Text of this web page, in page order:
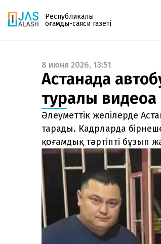
Республикалық
қоғамдық-саяси газеті
Газетке жазылу
PDF форматтағы газетті ай сайын
поштаңызға алып отырыңыз. Жаңа
шыққан сәтте сізге бірден жіберіледі. Тек
енгізіңіз, біз қалғанын өзіміз жібереміз.
8 июня 2026, 13:51
Астанада
туралы
Әлеуметтік желілерде
тарады. Кадрларда
қоғамдық тәртіпті бұзып